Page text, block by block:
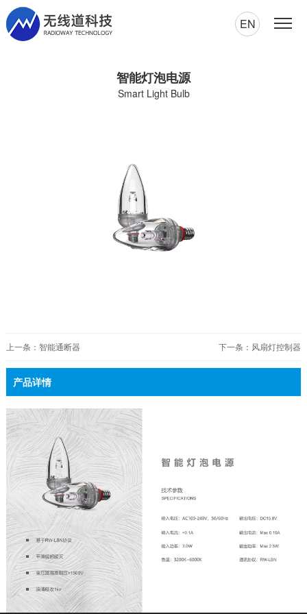
EN
智能灯泡电源
Smart Light Bulb
上一条：智能通断器 下一条：风扇灯控制器
产品详情